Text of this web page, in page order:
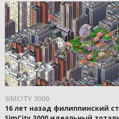
SIMCITY 3000
16 лет назад филиппинский